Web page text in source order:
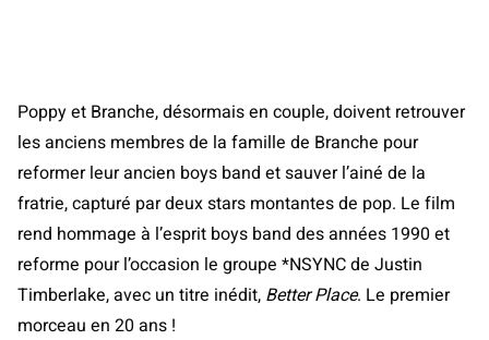
Poppy et Branche, désormais en couple, doivent retrouver
les anciens membres de la famille de Branche pour
reformer leur ancien boys band et sauver l’ainé de la
fratrie, capturé par deux stars montantes de pop. Le film
rend hommage à l’esprit boys band des années 1990 et
reforme pour l’occasion le groupe *NSYNC de Justin
Timberlake, avec un titre inédit, Better Place. Le premier
morceau en 20 ans !